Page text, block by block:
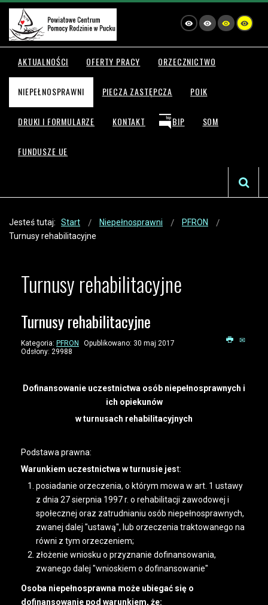
AKTUALNOŚCI OFERTY PRACY ORZECZNICTWO
NIEPEŁNOSPRAWNI PIECZA ZASTĘPCZA POIK
DRUKI I FORMULARZE KONTAKT BIP SOM
FUNDUSZE UE
Jesteś tutaj: Start Niepełnosprawni
PFRON
Turnusy rehabilitacyjne
Turnusy rehabilitacyjne
Turnusy rehabilitacyjne
Kategoria: PFRON
Opublikowano: 30 maj 2017
Odsłony: 29988
Dofinansowanie uczestnictwa osób niepełnosprawnych i
ich opiekunów
w turnusach rehabilitacyjnych
Podstawa prawna:
Warunkiem uczestnictwa w turnusie jest:
posiadanie orzeczenia, o którym mowa w art. 1 ustawy
z dnia 27 sierpnia 1997 r. o rehabilitacji zawodowej i
społecznej oraz zatrudnianiu osób niepełnosprawnych,
zwanej dalej "ustawą", lub orzeczenia traktowanego na
równi z tym orzeczeniem;
złożenie wniosku o przyznanie dofinansowania,
zwanego dalej "wnioskiem o dofinansowanie"
Osoba niepełnosprawna może ubiegać się o
dofinansowanie pod warunkiem, że: